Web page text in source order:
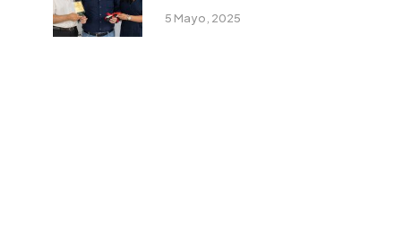
5 Mayo, 2025
el Día del Trabajador con un